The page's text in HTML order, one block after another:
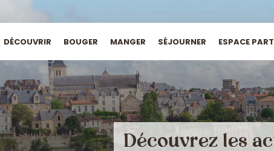
DÉCOUVRIR BOUGER MANGER SÉJOURNER ESPACE
Découvrez les